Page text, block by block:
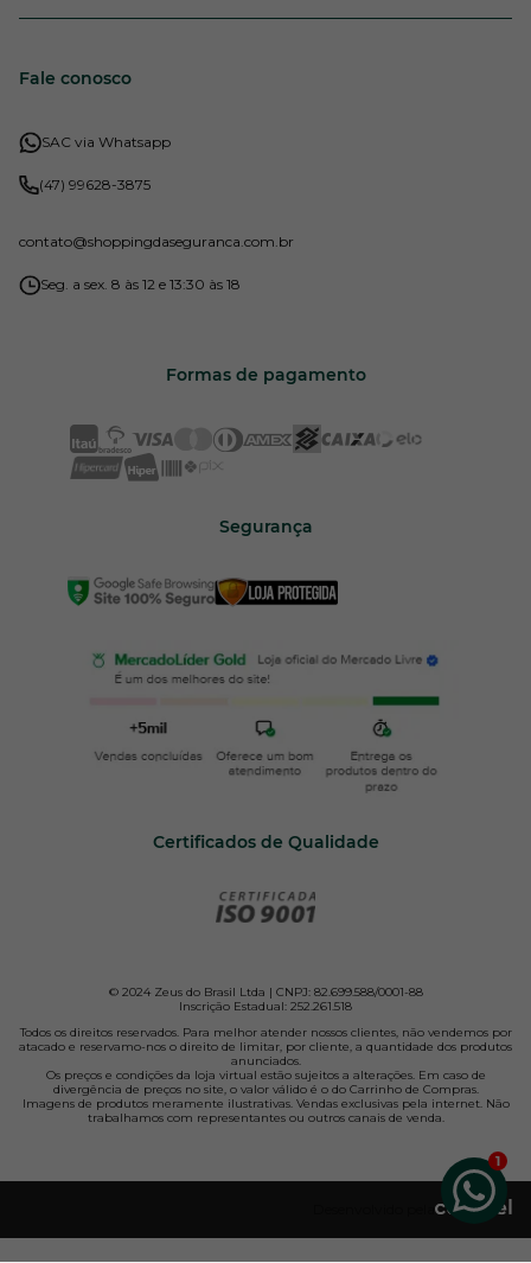
Fale conosco
SAC via Whatsapp
(47) 99628-3875
contato@shoppingdaseguranca.com.br
Seg. a sex. 8 às 12 e 13:30 às 18
Formas de pagamento
Segurança
Certificados de Qualidade
© 2024 Zeus do Brasil Ltda | CNPJ: 82.699.588/0001-88
Inscrição Estadual: 252.261.518
Todos os direitos reservados. Para melhor atender nossos clientes, não vendemos por
atacado e reservamo-nos o direito de limitar, por cliente, a quantidade dos produtos
anunciados.
Os preços e condições da loja virtual estão sujeitos a alterações. Em caso de
divergência de preços no site, o valor válido é o do Carrinho de Compras.
Imagens de produtos meramente ilustrativas. Vendas exclusivas pela internet. Não
trabalhamos com representantes ou outros canais de venda.